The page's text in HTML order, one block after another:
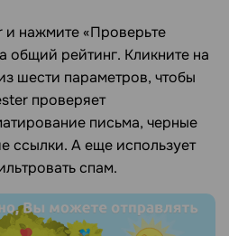
и нажмите «Проверьте
общий рейтинг. Кликните на
шести параметров, чтобы
проверяет
письма, черные
ссылки. А еще использует
спам.